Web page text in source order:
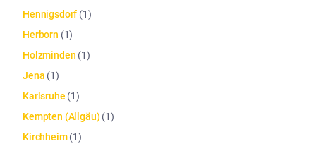
Hennigsdorf (1)
Herborn (1)
Holzminden (1)
Jena (1)
Karlsruhe (1)
Kempten (Allgäu) (1)
Kirchheim(1)